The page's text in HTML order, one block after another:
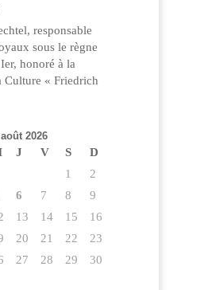
responsable
sous le règne
honoré à la
Culture « Friedrich
août 2026
J V S
D
1
2
6 7 8
9
13 14 15
16
20 21 22
23
27 28 29
30